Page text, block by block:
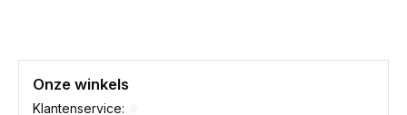
Onze winkels
Klantenservice: